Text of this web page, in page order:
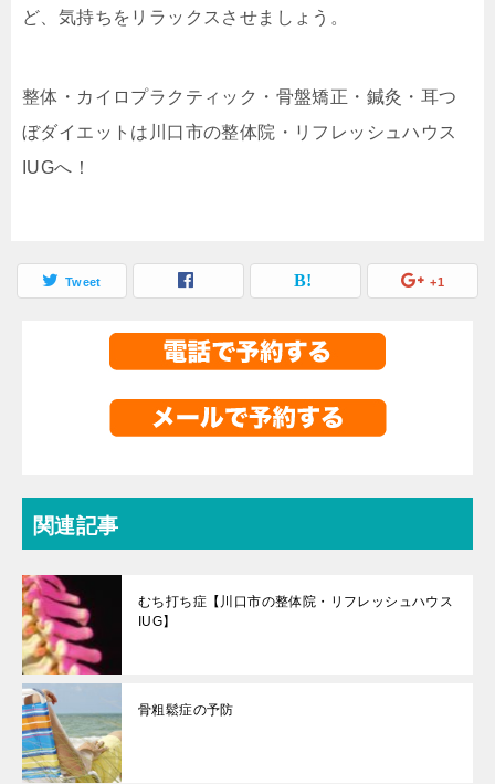
ど、気持ちをリラックスさせましょう。
整体・カイロプラクティック・骨盤矯正・鍼灸・耳つ
ぼダイエットは川口市の整体院・リフレッシュハウス
IUGへ！
Tweet +1
関連記事
むち打ち症【川口市の整体院・リフレッシュハウス
IUG】
骨粗鬆症の予防